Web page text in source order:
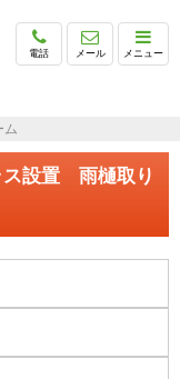
電話 メール メニュー
ム
設置 雨樋取り